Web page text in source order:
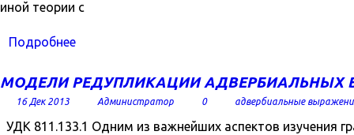
иной теории с
Подробнее
МОДЕЛИ РЕДУПЛИКАЦИИ АДВЕРБИАЛЬНЫХ
16 Дек 2013 Администратор 0 адвербиальные
УДК 811.133.1 Одним из важнейших аспектов изучения